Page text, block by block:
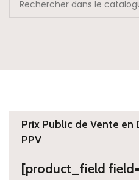
Prix Public de Vente en
PPV
[product_field